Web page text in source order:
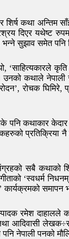
कथा अन्तिम
दिएर यथेष्ट
भन्ने सुझाव समेत पनि
कथाले
रोचक घिमिरे,
पनि कथाकार
प्रतिक्रिया नै
संग्रहको सबै
‘स्वधर्म
रमेश
तथा आदिवासी
नेपाली पनको